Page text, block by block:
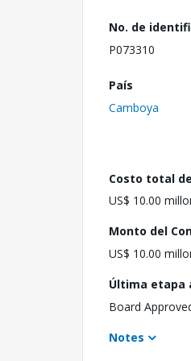
No. de
P073310
País
Camboya
Costo total
US$ 10.00
Monto del
US$ 10.00
Última etapa
Board
Notes